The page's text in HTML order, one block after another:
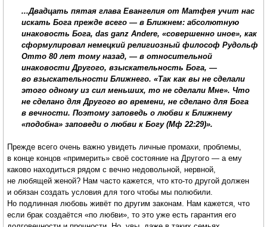
...Двадцать пятая глава Евангелия от Матфея учит нас
искать Бога прежде всего — в Ближнем: абсолютную
инаковость Бога, das ganz Andere, «совершенно иное», как
сформулировал немецкий религиозный философ Рудольф
Отто 80 лет тому назад, — в относительной
инаковости Другого, взыскательность Бога, —
во взыскательности Ближнего. «Так как вы не сделали
этого одному из сил меньших, то не сделали Мне». Что
не сделано для Другого во времени, не сделано для Бога
в вечности. Поэтому заповедь о любви к Ближнему
«подобна» заповеди о любви к Богу (Мф 22:29)».
Прежде всего очень важно увидеть личные промахи, проблемы,
в конце концов «примерить» своё состояние на Другого — а ему
каково находиться рядом с вечно недовольной, нервной,
не любящей женой? Нам часто кажется, что кто-то другой должен
и обязан создать условия для того чтобы мы полюбили.
Но подлинная любовь живёт по другим законам. Нам кажется, что
если брак создаётся «по любви», то это уже есть гарантия его